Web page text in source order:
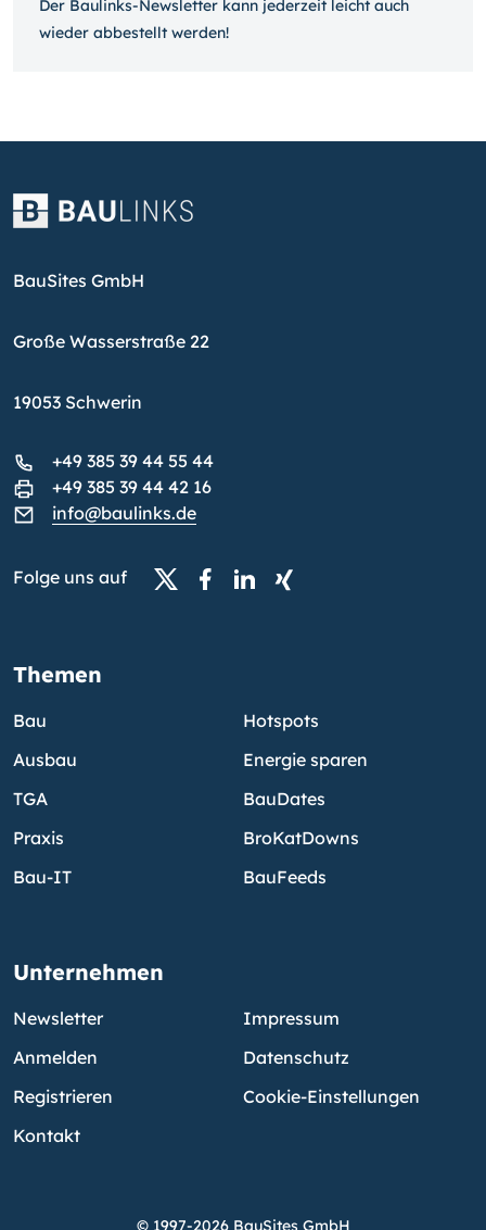
Der Baulinks-Newsletter kann jeder­zeit leicht auch
wieder ab­bestellt werden!
BauSites GmbH
Große Wasserstraße 22
19053 Schwerin
+49 385 39 44 55 44
+49 385 39 44 42 16
info@baulinks.de
Folge uns auf
Themen
Bau
Ausbau
TGA
Praxis
Bau-IT
Hotspots
Energie sparen
BauDates
BroKatDowns
BauFeeds
Unternehmen
Newsletter
Anmelden
Registrieren
Kontakt
Impressum
Datenschutz
Cookie-Einstellungen
© 1997-2026 BauSites GmbH